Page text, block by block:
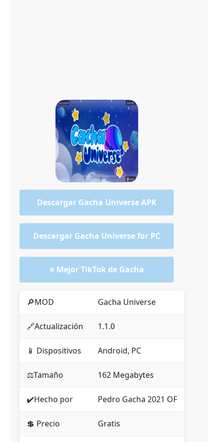
Descargar Gacha Universe APK
Descargar Gacha Universe for PC
⭐️ Mejor TikTok de Gacha
🔎MOD Gacha Universe
🔗Actualización 1.1.0
📱 Dispositivos Android, PC
⚖️Tamaño 162 Megabytes
✔️Hecho por Pedro Gacha 2021 OF
💲 Precio Gratis